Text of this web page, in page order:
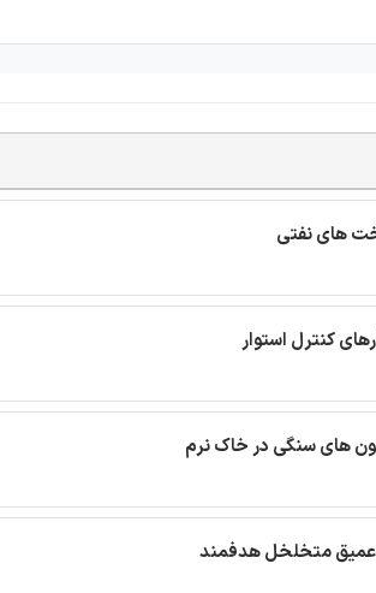
های نفتی
کنترل استوار
های سنگی در خاک نرم
عمیق متخلخل هدفمند